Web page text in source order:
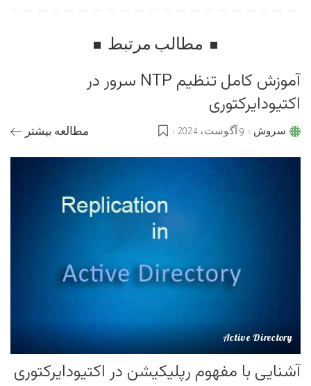
مطالب مرتبط
آموزش کامل تنظیم NTP سرور در
اکتیودایرکتوری
Postedسروش 9 آگوست، 2024 مطالعه بیشتر
Active Directory
آشنایی با مفهوم رپلیکیشن در اکتیودایرکتوری